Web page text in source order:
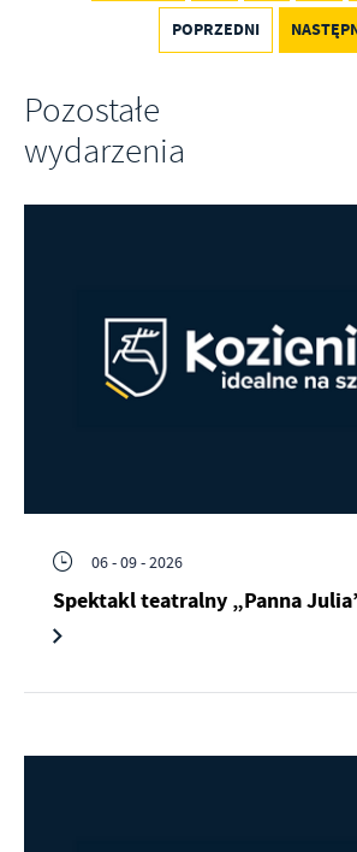
POPRZEDNI
Pozostałe
wydarzenia
06 - 09 - 2026
Spektakl teatralny „Panna
Firmy te działają w charakterze pośredników
treści w postaci wiadomości, ofert,
społecznościowych.